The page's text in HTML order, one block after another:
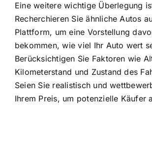
Eine weitere wichtige Überlegung
Recherchieren Sie ähnliche Autos
Plattform, um eine Vorstellung
bekommen, wie viel Ihr Auto wert
Berücksichtigen Sie Faktoren wie
Kilometerstand und Zustand des
Seien Sie realistisch und
Ihrem Preis, um potenzielle Käufer